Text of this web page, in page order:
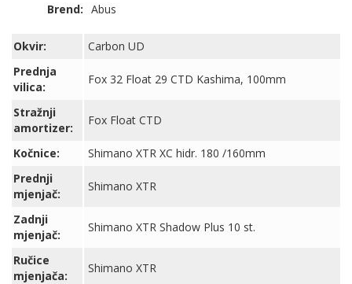
Brend: Abus
Okvir:
Carbon UD
Prednja
vilica:
Fox 32 Float 29 CTD Kashima, 100mm
Stražnji
amortizer:
Fox Float CTD
Kočnice:
Shimano XTR XC hidr. 180 /160mm
Prednji
mjenjač:
Shimano XTR
Zadnji
mjenjač:
Shimano XTR Shadow Plus 10 st.
Ručice
mjenjača:
Shimano XTR